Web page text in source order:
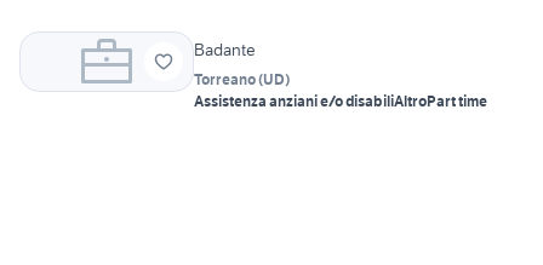
Badante
Torreano(UD)
Assistenza anziani e/o disabiliAltroPart time